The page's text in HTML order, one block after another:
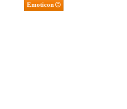
Emoticon